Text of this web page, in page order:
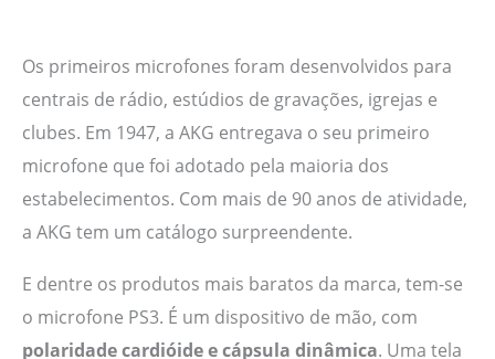
Os primeiros microfones foram desenvolvidos para
centrais de rádio, estúdios de gravações, igrejas e
clubes. Em 1947, a AKG entregava o seu primeiro
microfone que foi adotado pela maioria dos
estabelecimentos. Com mais de 90 anos de atividade,
a AKG tem um catálogo surpreendente.
E dentre os produtos mais baratos da marca, tem-se
o microfone PS3. É um dispositivo de mão, com
polaridade cardióide e cápsula dinâmica. Uma tela